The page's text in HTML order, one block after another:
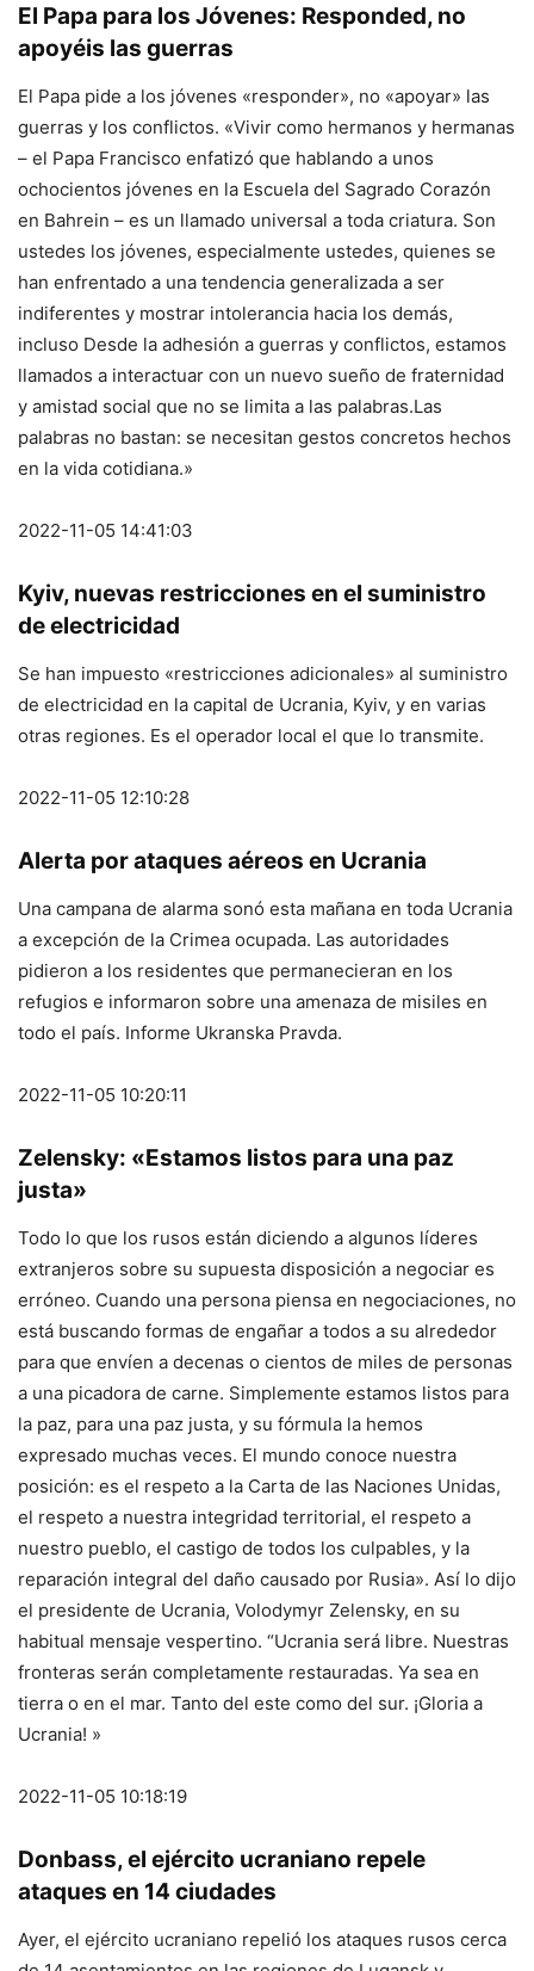
El Papa para los Jóvenes: Responded, no
apoyéis las guerras
El Papa pide a los jóvenes «responder», no «apoyar» las
guerras y los conflictos. «Vivir como hermanos y hermanas
– el Papa Francisco enfatizó que hablando a unos
ochocientos jóvenes en la Escuela del Sagrado Corazón
en Bahrein – es un llamado universal a toda criatura. Son
ustedes los jóvenes, especialmente ustedes, quienes se
han enfrentado a una tendencia generalizada a ser
indiferentes y mostrar intolerancia hacia los demás,
incluso Desde la adhesión a guerras y conflictos, estamos
llamados a interactuar con un nuevo sueño de fraternidad
y amistad social que no se limita a las palabras.Las
palabras no bastan: se necesitan gestos concretos hechos
en la vida cotidiana.»
2022-11-05 14:41:03
Kyiv, nuevas restricciones en el suministro
de electricidad
Se han impuesto «restricciones adicionales» al suministro
de electricidad en la capital de Ucrania, Kyiv, y en varias
otras regiones. Es el operador local el que lo transmite.
2022-11-05 12:10:28
Alerta por ataques aéreos en Ucrania
Una campana de alarma sonó esta mañana en toda Ucrania
a excepción de la Crimea ocupada. Las autoridades
pidieron a los residentes que permanecieran en los
refugios e informaron sobre una amenaza de misiles en
todo el país. Informe Ukranska Pravda.
2022-11-05 10:20:11
Zelensky: «Estamos listos para una paz
justa»
Todo lo que los rusos están diciendo a algunos líderes
extranjeros sobre su supuesta disposición a negociar es
erróneo. Cuando una persona piensa en negociaciones, no
está buscando formas de engañar a todos a su alrededor
para que envíen a decenas o cientos de miles de personas
a una picadora de carne. Simplemente estamos listos para
la paz, para una paz justa, y su fórmula la hemos
expresado muchas veces. El mundo conoce nuestra
posición: es el respeto a la Carta de las Naciones Unidas,
el respeto a nuestra integridad territorial, el respeto a
nuestro pueblo, el castigo de todos los culpables, y la
reparación integral del daño causado por Rusia». Así lo dijo
el presidente de Ucrania, Volodymyr Zelensky, en su
habitual mensaje vespertino. “Ucrania será libre. Nuestras
fronteras serán completamente restauradas. Ya sea en
tierra o en el mar. Tanto del este como del sur. ¡Gloria a
Ucrania! »
2022-11-05 10:18:19
Donbass, el ejército ucraniano repele
ataques en 14 ciudades
Ayer, el ejército ucraniano repelió los ataques rusos cerca